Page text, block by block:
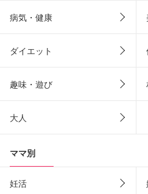
病気・健康
ダイエット
趣味・遊び
大人
ママ別
妊活